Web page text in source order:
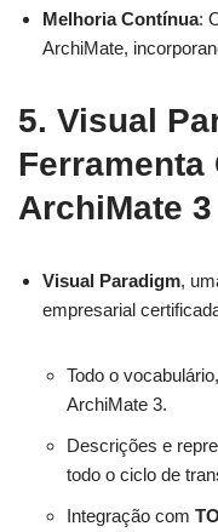
Melhoria Contínua:
ArchiMate,
5. Visual
ArchiMate 3
Visual Paradigm,
empresarial
Todo o
ArchiMate 3.
Descrições e
todo o ciclo de
Integração com